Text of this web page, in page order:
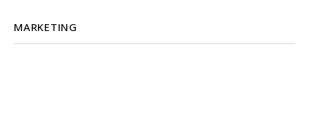
MARKETING